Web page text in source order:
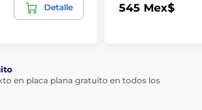
Detalle 545 Mex$
en placa plana gratuito en todos los